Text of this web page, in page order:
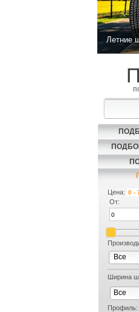
Летние
Цена:
От:
Все
Ширина
Все
Профиль: